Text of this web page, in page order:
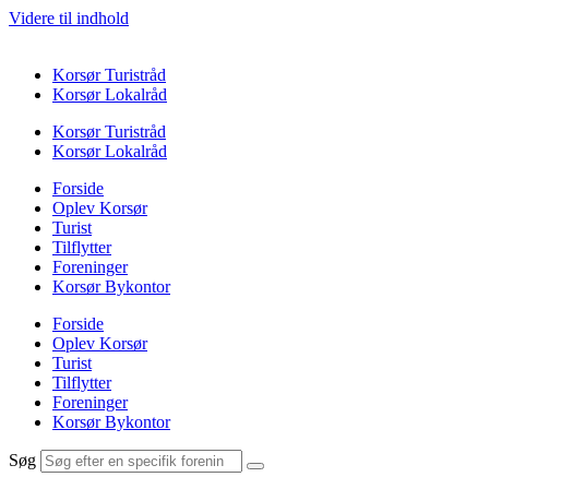
Videre til indhold
Korsør Turistråd
Korsør Lokalråd
Korsør Turistråd
Korsør Lokalråd
Forside
Oplev Korsør
Turist
Tilflytter
Foreninger
Korsør Bykontor
Forside
Oplev Korsør
Turist
Tilflytter
Foreninger
Korsør Bykontor
Søg